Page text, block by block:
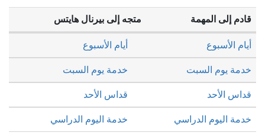
متجه إلى بيرنال هايتس
السبت خدمة يوم السبت
الدراسي خدمة اليوم الدراسي